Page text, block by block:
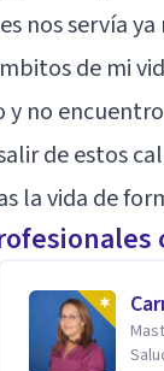
nos servía
de mi
no
de estos
la vida de